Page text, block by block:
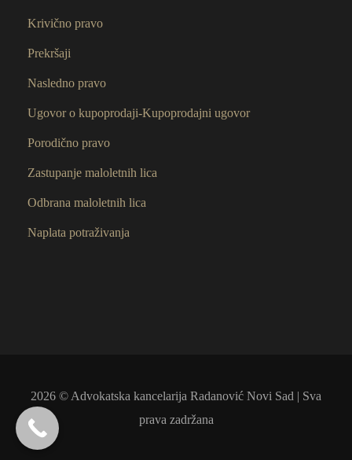
Krivično pravo
Prekršaji
Nasledno pravo
Ugovor o kupoprodaji-Kupoprodajni ugovor
Porodično pravo
Zastupanje maloletnih lica
Odbrana maloletnih lica
Naplata potraživanja
2026 © Advokatska kancelarija Radanović Novi Sad | Sva
prava zadržana